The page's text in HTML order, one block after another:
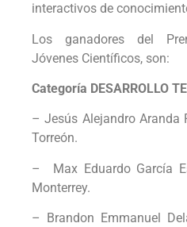
interactivos de
Los ganadores del
Jóvenes Científicos, son:
Categoría DESARROLLO
– Jesús Alejandro Aranda
Torreón.
– Max Eduardo García
Monterrey.
– Brandon Emmanuel